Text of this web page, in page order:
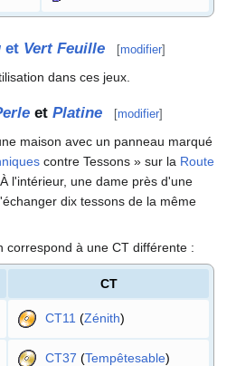
et Vert Feuille [modifier]
dans ces jeux.
et Platine [modifier]
maison avec un panneau marqué
contre Tessons » sur la Route
. À l'intérieur, une dame près d'une
dix tessons de la même
correspond à une CT différente :
CT
CT11 (Zénith)
CT37 (Tempêtesable)